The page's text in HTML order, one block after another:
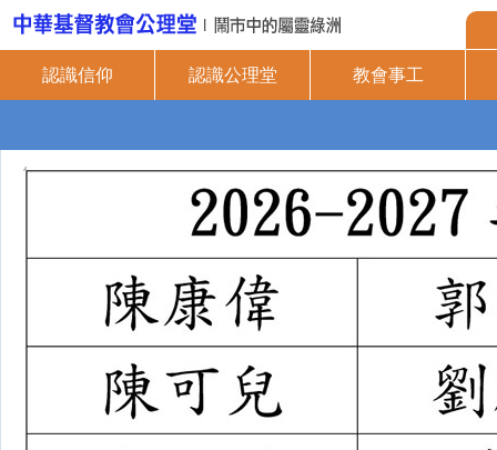
認識信仰 認識公理堂 教會事工